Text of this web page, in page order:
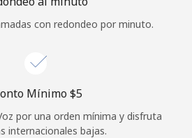
con redondeo por minuto.
Mínimo ⁦$5⁩
por una orden mínima y disfruta
internacionales bajas.